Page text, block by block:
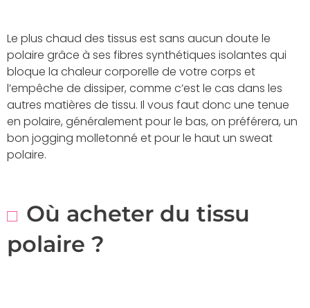
Le plus chaud des tissus est sans aucun doute le
polaire grâce à ses fibres synthétiques isolantes qui
bloque la chaleur corporelle de votre corps et
l’empêche de dissiper, comme c’est le cas dans les
autres matières de tissu. Il vous faut donc une tenue
en polaire, généralement pour le bas, on préférera, un
bon jogging molletonné et pour le haut un sweat
polaire.
Où acheter du tissu
polaire ?